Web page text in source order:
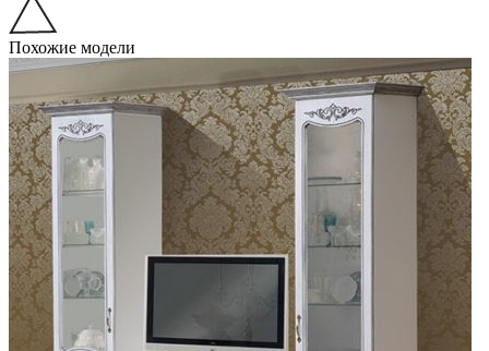
Похожие модели